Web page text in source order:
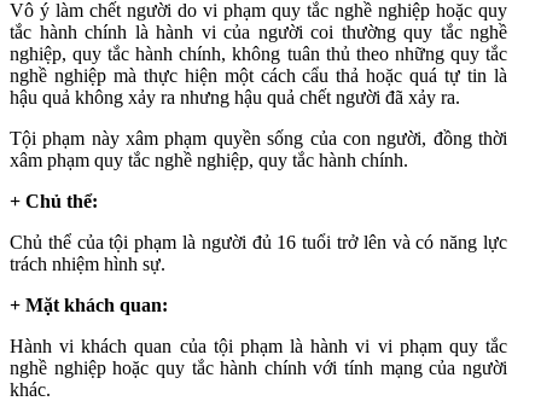
Vô ý làm chết người do vi phạm quy tắc nghề nghiệp hoặc quy
tắc hành chính là hành vi của người coi thường quy tắc nghề
nghiệp, quy tắc hành chính, không tuân thủ theo những quy tắc
nghề nghiệp mà thực hiện một cách cẩu thả hoặc quá tự tin là
hậu quả không xảy ra nhưng hậu quả chết người đã xảy ra.
Tội phạm này xâm phạm quyền sống của con người, đồng thời
xâm phạm quy tắc nghề nghiệp, quy tắc hành chính.
+ Chủ thể:
Chủ thể của tội phạm là người đủ 16 tuổi trở lên và có năng lực
trách nhiệm hình sự.
+ Mặt khách quan:
Hành vi khách quan của tội phạm là hành vi vi phạm quy tắc
nghề nghiệp hoặc quy tắc hành chính với tính mạng của người
khác.